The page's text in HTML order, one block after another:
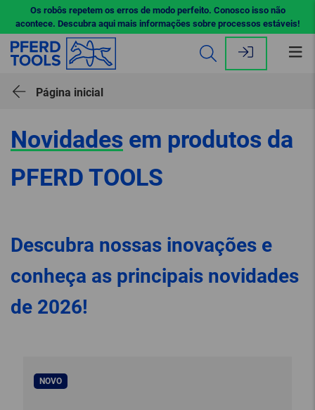
Os robôs repetem os erros de modo perfeito. Conosco isso não
acontece. Descubra aqui mais informações sobre processos estáveis!
Página inicial
Novidades em produtos da
PFERD TOOLS
Descubra nossas inovações e
conheça as principais novidades
de 2026!
NOVO